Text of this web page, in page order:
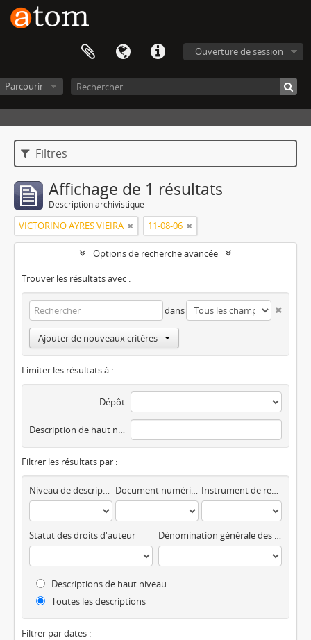
Ouverture de session
Parcourir
Filtres
Affichage de 1 résultats
Description archivistique
VICTORINO AYRES VIEIRA 11-08-06
Options de recherche avancée
Trouver les résultats avec :
dans
Ajouter de nouveaux critères
Limiter les résultats à :
Dépôt
Description de haut niveau
Filtrer les résultats par :
Niveau de description Document numérique disponible Instrument de recherche
Statut des droits d'auteur Dénomination générale des documents
Descriptions de haut niveau
Toutes les descriptions
Filtrer par dates :